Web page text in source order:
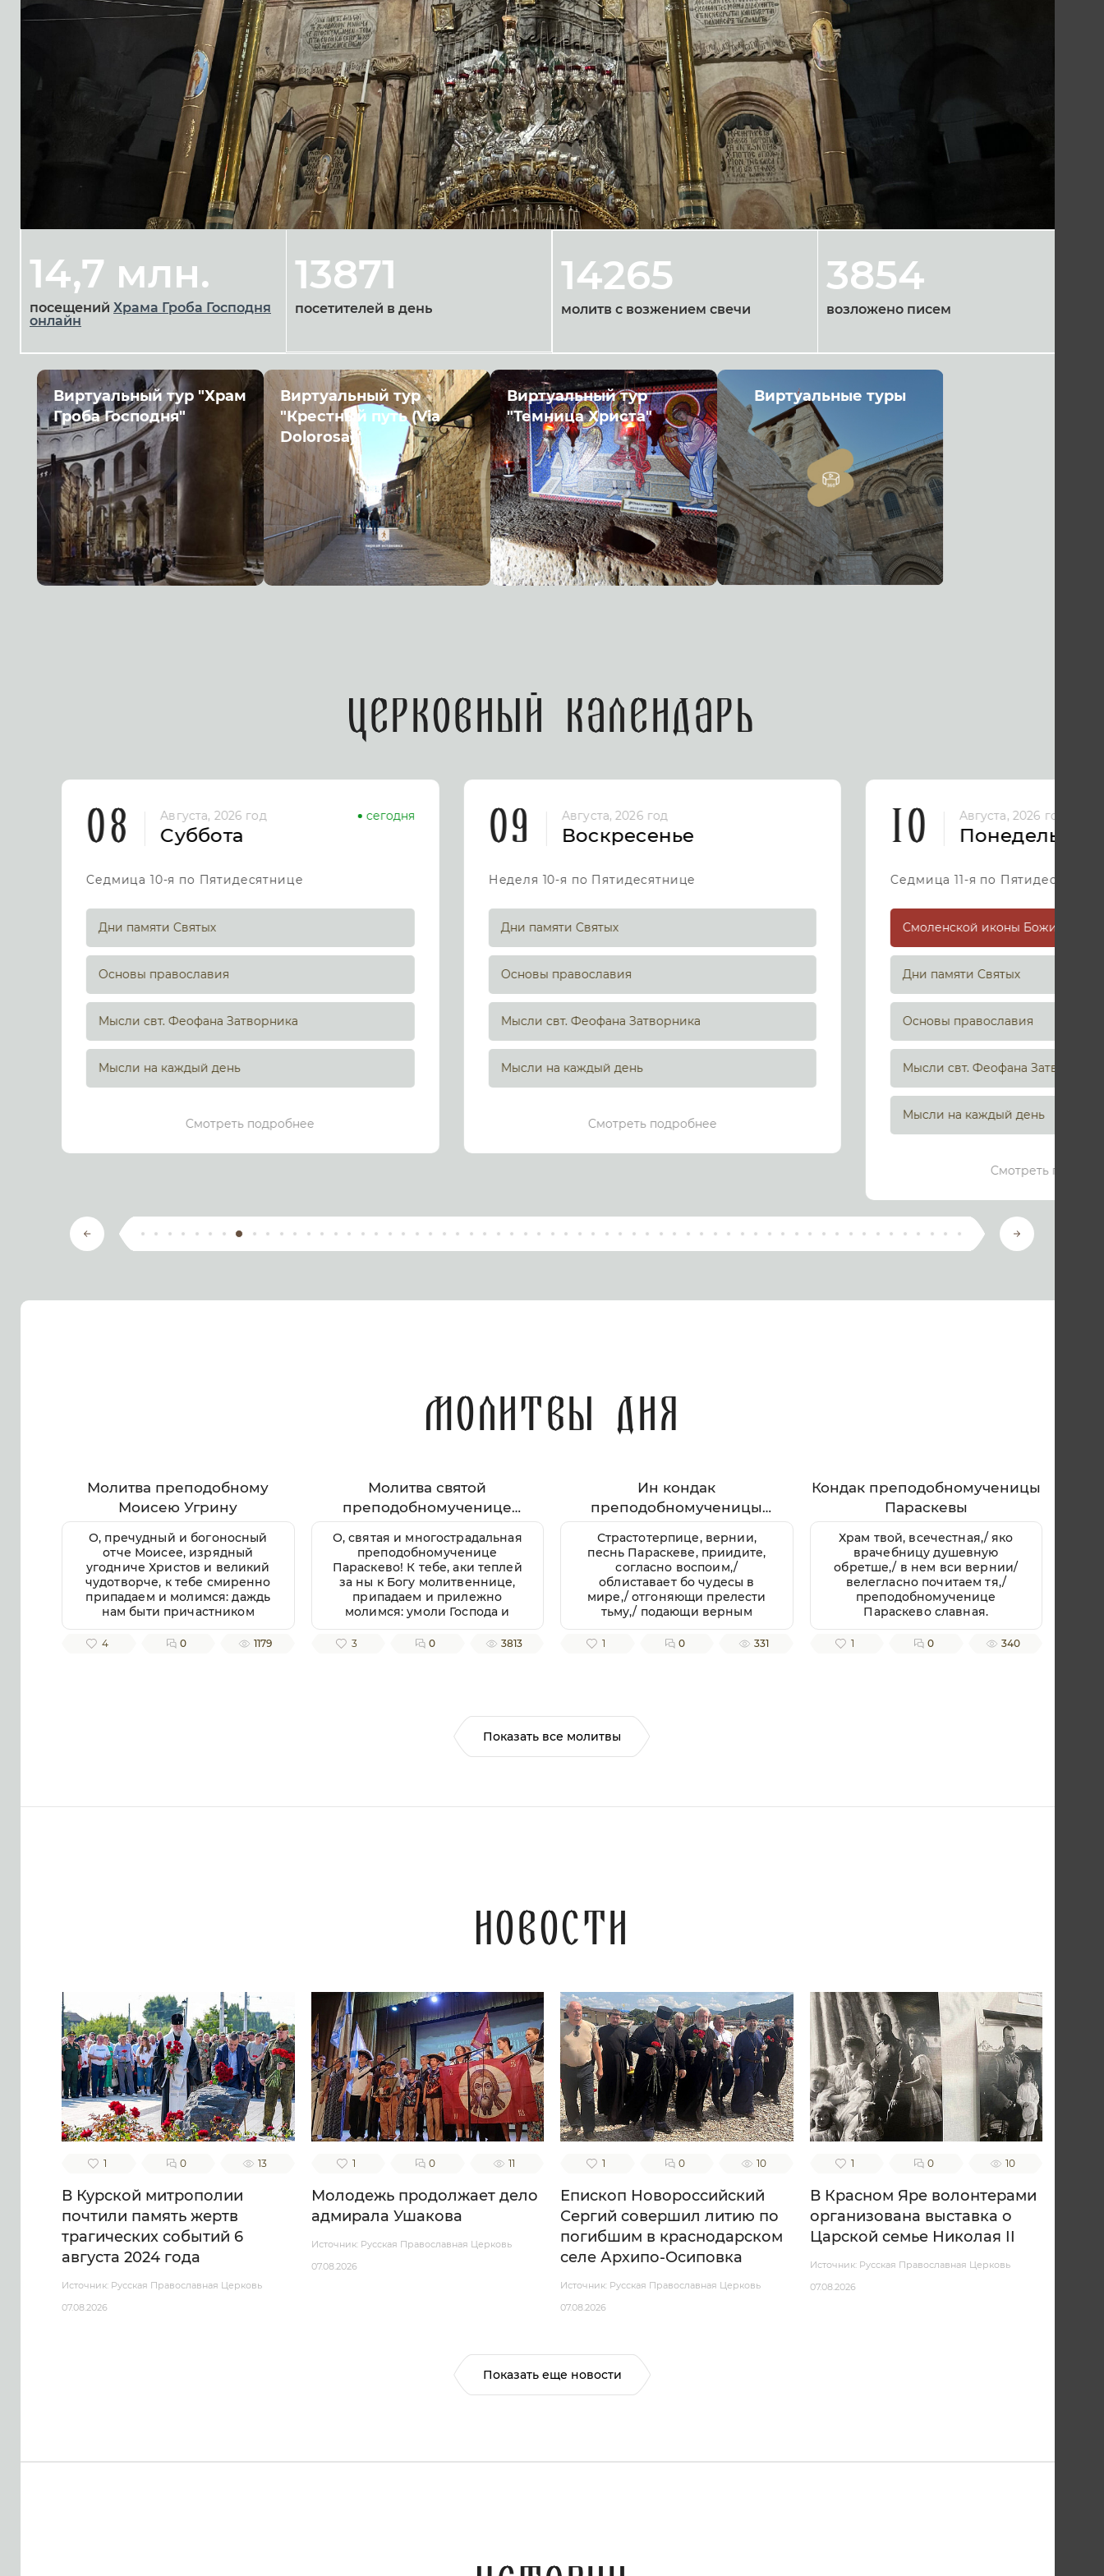
14,7 млн.
посещений Храма Гроба Господня
онлайн
13871
посетителей в день
14265
молитв с возжением свечи
3854
возложено писем
Виртуальный тур "Храм
Гроба Господня"
Виртуальный тур
"Крестный путь (Via
Dolorosa)"
Виртуальный тур
"Темница Христа"
Виртуальные туры
Церковный календарь
08
Августа, 2026 год
Суббота
сегодня
Седмица 10-я по Пятидесятнице
Дни памяти Святых
Основы православия
Мысли свт. Феофана Затворника
Мысли на каждый день
Смотреть подробнее
09 Августа, 2026 год
Воскресенье
Неделя 10-я по Пятидесятнице
Дни памяти Святых
Основы православия
Мысли свт. Феофана Затворника
Мысли на каждый день
Смотреть подробнее
10 Августа, 2026 год
Понедельник
Седмица 11-я по Пятидесятнице
Дни памяти Святых
Основы православия
Мысли свт. Феофана Затворника
Мысли на каждый день
Смотреть
Молитвы дня
Молитва преподобному
Моисею Угрину
О, пречудный и богоносный
отче Моисее, изрядный
угодниче Христов и великий
чудотворче, к тебе смиренно
припадаем и молимся: даждь
нам быти причастником
любве твоея ко Богу и
ближнему, помози нам
молящихся тебе, и не презри
4 0 1179
Молитва святой
преподобномученице
Параскеве Римской
О, святая и многострадальная
преподобномученице
Параскево! К тебе, аки теплей
за ны к Богу молитвеннице,
припадаем и прилежно
молимся: умоли Господа и
Владыку нашего пробавити
милость Свою к нам,
благорастворение, во
благочестии христианстем
преуспеяние, к житию
временному нужная и
благочестно поживше,
нашего, еже по Бозе и
Пресвятей Богородице
крепкое на Тя возлагаем, но
святыми в радости
блаженства вечнаго славити
во твоем заступлении
великую милость Бога
нашего, Отца, и Сына, и
Святаго Духа, ныне и присно,
и во веки веков. Аминь.
3 0 3813
Ин кондак
преподобномученицы
Параскевы
Страстотерпице, вернии,
песнь Параскеве, приидите,
согласно воспоим,/
облиставает бо чудесы в
мире,/ отгоняющи прелести
тьму,/ подающи верным
благодать независтную,
зовущим:/ радуйся, мученице
1 0 331
Кондак преподобномученицы
Параскевы
Храм твой, всечестная,/ яко
врачебницу душевную
обретше,/ в нем вси вернии/
велегласно почитаем тя,/
преподобномученице
Параскево славная.
1 0 340
Показать все молитвы
Новости
1 0 13
В Курской митрополии
почтили память жертв
трагических событий 6
августа 2024 года
Источник: Русская Православная Церковь
07.08.2026
1 0 11
Молодежь продолжает дело
адмирала Ушакова
Источник: Русская Православная Церковь
07.08.2026
1 0 10
Епископ Новороссийский
Сергий совершил литию по
погибшим в краснодарском
селе Архипо-Осиповка
Источник: Русская Православная Церковь
07.08.2026
1 0 10
В Красном Яре волонтерами
организована выставка о
Царской семье Николая II
Источник: Русская Православная Церковь
07.08.2026
Показать еще новости